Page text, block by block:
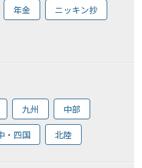
年金 ニッキン抄
九州 中部
・四国 北陸